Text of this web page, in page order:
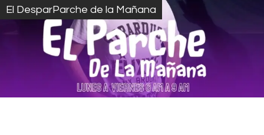
El DesparParche de la Mañana